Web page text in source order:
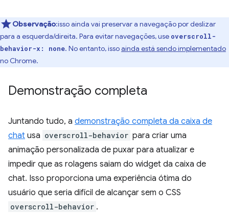
Observação:isso ainda vai preservar a navegação por deslizar
para a esquerda/direita. Para evitar navegações, use overscroll-
behavior-x: none. No entanto, issoainda está sendo implementado
no Chrome.
Demonstração completa
Juntando tudo, a demonstração completa da caixa de
chat usa overscroll-behavior para criar uma
animação personalizada de puxar para atualizar e
impedir que as rolagens saiam do widget da caixa de
chat. Isso proporciona uma experiência ótima do
usuário que seria difícil de alcançar sem o CSS
overscroll-behavior .